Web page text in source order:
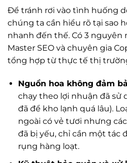
Để tránh rơi vào tình huống
chúng ta cần hiểu rõ tại sao
nhanh đến thế. Có 3
Master SEO và chuyên gia
tổng hợp từ thực tế thị
Nguồn hoa không đảm
chạy theo lợi nhuận đã sử
đã để kho lạnh quá lâu).
ngoài có vẻ tươi nhưng
đã bị yếu, chỉ cần một tác
rụng hàng loạt.